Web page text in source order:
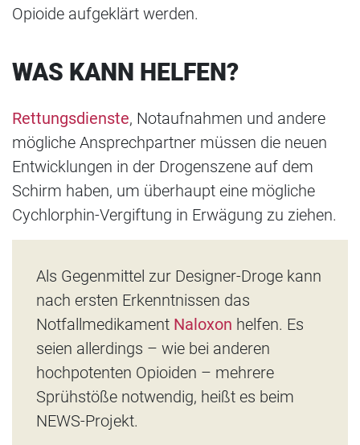
Opioide aufgeklärt werden.
WAS KANN HELFEN?
Rettungsdienste, Notaufnahmen und andere
mögliche Ansprechpartner müssen die neuen
Entwicklungen in der Drogenszene auf dem
Schirm haben, um überhaupt eine mögliche
Cychlorphin-Vergiftung in Erwägung zu ziehen.
Als Gegenmittel zur Designer-Droge kann
nach ersten Erkenntnissen das
Notfallmedikament Naloxon helfen. Es
seien allerdings – wie bei anderen
hochpotenten Opioiden – mehrere
Sprühstöße notwendig, heißt es beim
NEWS-Projekt.